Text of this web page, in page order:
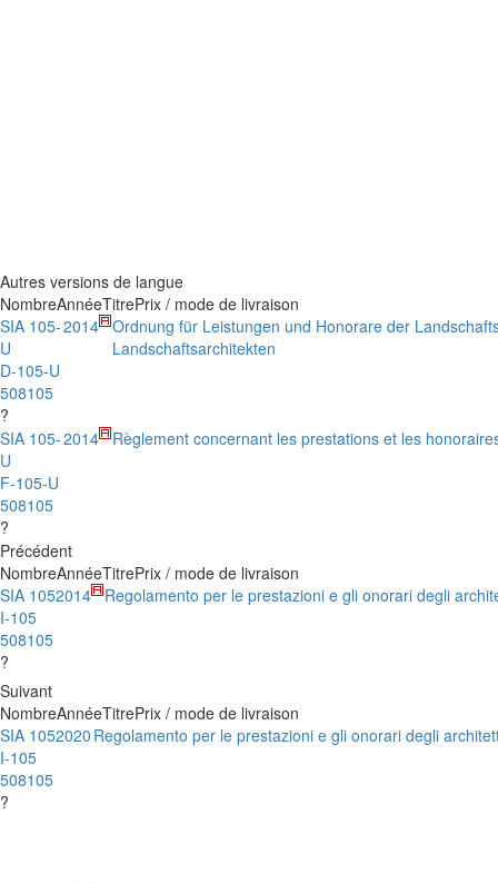
Autres versions de langue
NombreAnnéeTitrePrix / mode de livraison
SIA 105-
U
D-105-U
508105
?
2014 Ordnung für Leistungen und Honorare der
Landschaftsarchitekten
SIA 105-
U
F-105-U
508105
?
2014 Règlement concernant les prestations et les
Précédent
NombreAnnéeTitrePrix / mode de livraison
SIA 105
I-105
508105
?
2014 Regolamento per le prestazioni e gli onorari degli
Suivant
NombreAnnéeTitrePrix / mode de livraison
SIA 105
I-105
508105
?
2020 Regolamento per le prestazioni e gli onorari degli